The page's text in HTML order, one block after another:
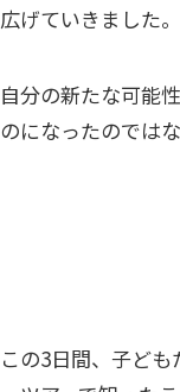
広げていきました。
自分の新たな可能
のになったのでは
この3日間、子ど